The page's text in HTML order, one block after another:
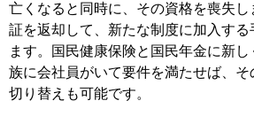
亡くなると同時に、その資格を喪失
証を返却して、新たな制度に加入する
ます。国民健康保険と国民年金に新
族に会社員がいて要件を満たせば、
切り替えも可能です。